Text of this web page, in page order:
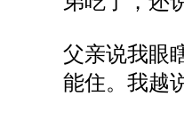
父亲说我眼
能住。我越